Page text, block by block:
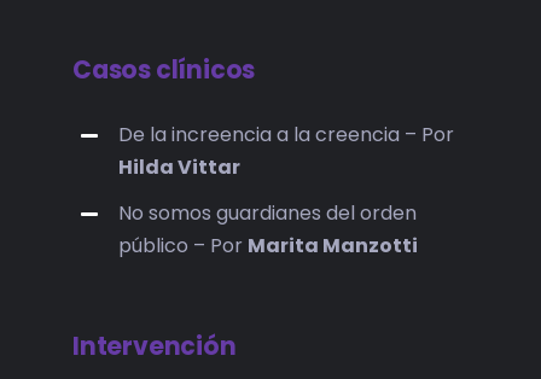
Casos clínicos
De la increencia a la creencia – Por
Hilda Vittar
No somos guardianes del orden
público – Por Marita Manzotti
Intervención